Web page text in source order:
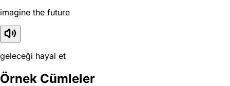
imagine the future
geleceği hayal et
Örnek Cümleler